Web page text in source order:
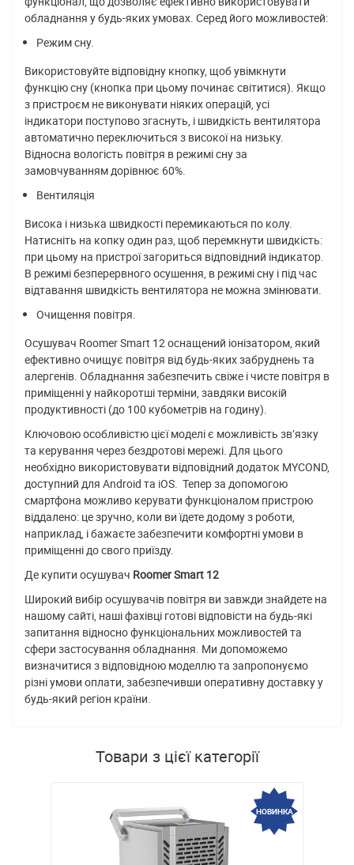
обладнання у будь-яких умовах. Серед його можливостей:
Режим сну.
Використовуйте відповідну кнопку, щоб увімкнути
функцію сну (кнопка при цьому починає світитися). Якщо
з пристроєм не виконувати ніяких операцій, усі
індикатори поступово згаснуть, і швидкість вентилятора
автоматично переключиться з високої на низьку.
Відносна вологість повітря в режимі сну за
замовчуванням дорівнює 60%.
Вентиляція
Висока і низька швидкості перемикаються по колу.
Натисніть на копку один раз, щоб перемкнути швидкість:
при цьому на пристрої загориться відповідний індикатор.
В режимі безперервного осушення, в режимі сну і під час
відтавання швидкість вентилятора не можна змінювати.
Очищення повітря.
Осушувач Roomer Smart 12 оснащений іонізатором, який
ефективно очищує повітря від будь-яких забруднень та
алергенів. Обладнання забезпечить свіже і чисте повітря в
приміщенні у найкоротші терміни, завдяки високій
продуктивності (до 100 кубометрів на годину).
Ключовою особливістю цієї моделі є можливість зв’язку
та керування через бездротові мережі. Для цього
необхідно використовувати відповідний додаток MYCOND,
доступний для Android та iOS. Тепер за допомогою
смартфона можливо керувати функціоналом пристрою
віддалено: це зручно, коли ви їдете додому з роботи,
наприклад, і бажаєте забезпечити комфортні умови в
приміщенні до свого приїзду.
Де купити осушувач RoomerSmart 12
Широкий вибір осушувачів повітря ви завжди знайдете на
нашому сайті, наші фахівці готові відповісти на будь-які
запитання відносно функціональних можливостей та
сфери застосування обладнання. Ми допоможемо
визначитися з відповідною моделлю та запропонуємо
різні умови оплати, забезпечивши оперативну доставку у
будь-який регіон країни.
Товари з цієї категорії
НОВИНКА